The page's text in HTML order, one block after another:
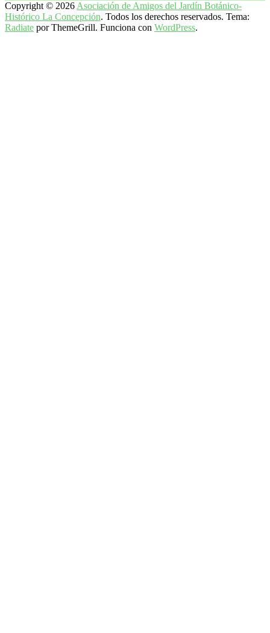
Copyright © 2026 Asociación de Amigos del Jardín Botánico-
Histórico La Concepción. Todos los derechos reservados. Tema:
Radiate por ThemeGrill. Funciona con WordPress.